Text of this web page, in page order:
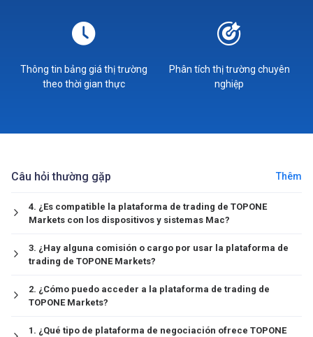
Thông tin bảng giá thị trường
theo thời gian thực
Phân tích thị trường chuyên
nghiệp
Câu hỏi thường gặp Thêm
4. ¿Es compatible la plataforma de trading de TOPONE
Markets con los dispositivos y sistemas Mac?
3. ¿Hay alguna comisión o cargo por usar la plataforma de
trading de TOPONE Markets?
2. ¿Cómo puedo acceder a la plataforma de trading de
TOPONE Markets?
1. ¿Qué tipo de plataforma de negociación ofrece TOPONE